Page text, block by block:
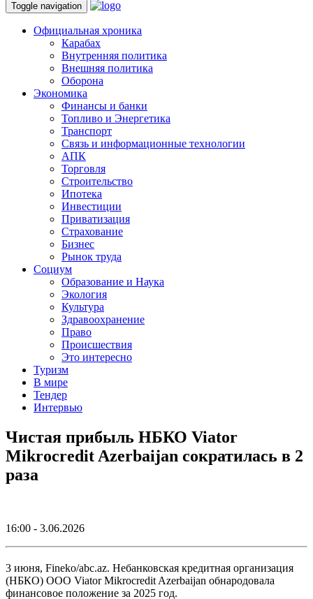
Toggle navigation
Официальная хроника
Карабах
Внутренняя политика
Внешняя политика
Оборона
Экономика
Финансы и банки
Топливо и Энергетика
Транспорт
Связь и информационные технологии
АПК
Торговля
Строительство
Ипотека
Инвестиции
Приватизация
Страхование
Бизнес
Рынок труда
Социум
Образование и Наука
Экология
Культура
Здравоохранение
Право
Происшествия
Это интересно
Туризм
В мире
Тендер
Интервью
Чистая прибыль НБКО Viator
Mikrocredit Azerbaijan сократилась в 2
раза
16:00 - 3.06.2026
3 июня, Fineko/abc.az. Небанковская кредитная организация
(НБКО) ООО Viator Mikrocredit Azerbaijan обнародовала
финансовое положение за 2025 год.